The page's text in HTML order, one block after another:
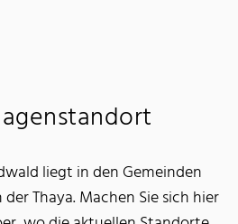
liegt in den Gemeinden
Thaya. Machen Sie sich hier